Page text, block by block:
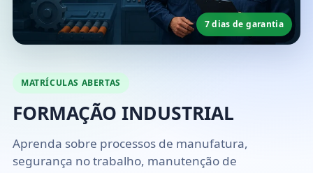
MATRÍCULAS ABERTAS
FORMAÇÃO INDUSTRIAL
Aprenda sobre processos de manufatura,
segurança no trabalho, manutenção de
7 dias de garantia